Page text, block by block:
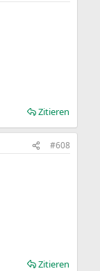
Zitieren
#608
Zitieren